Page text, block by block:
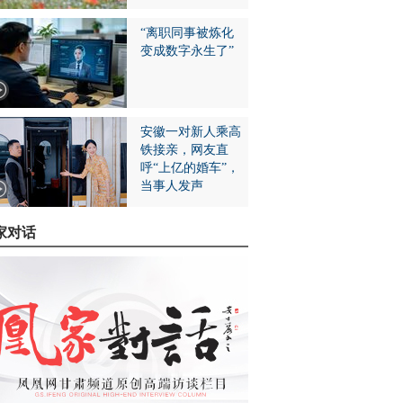
“离职同事被炼化
变成数字永生了”
安徽一对新人乘高
铁接亲，网友直
呼“上亿的婚车”，
当事人发声
对话